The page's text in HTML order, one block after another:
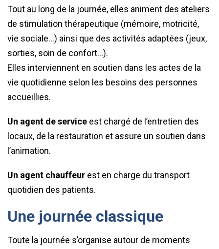
Tout au long de la journée, elles animent des ateliers
de stimulation thérapeutique (mémoire, motricité,
vie sociale…) ainsi que des activités adaptées (jeux,
sorties, soin de confort…).
Elles interviennent en soutien dans les actes de la
vie quotidienne selon les besoins des personnes
accueillies.
Un agent de service est chargé de l’entretien des
locaux, de la restauration et assure un soutien dans
l’animation.
Un agent chauffeur est en charge du transport
quotidien des patients.
Une journée classique
Toute la journée s’organise autour de moments